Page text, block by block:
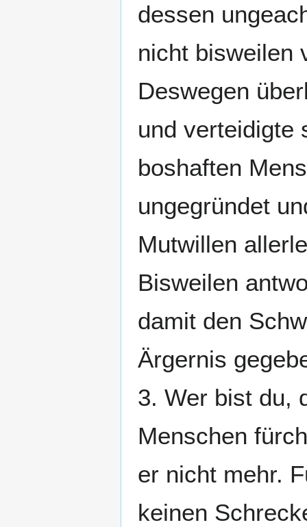
dessen
nicht bisweilen
Deswegen
und verteidigte
boshaften
ungegründet
Mutwillen
Bisweilen
damit den
Ärgernis
3. Wer bist du,
Menschen
er nicht mehr.
keinen